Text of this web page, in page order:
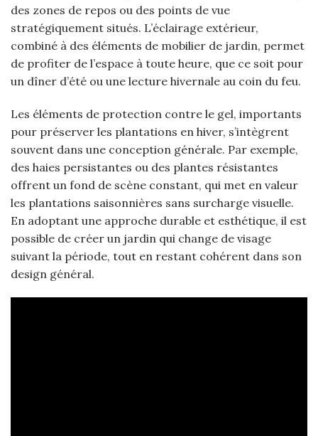
des zones de repos ou des points de vue
stratégiquement situés. L’éclairage extérieur,
combiné à des éléments de mobilier de jardin, permet
de profiter de l’espace à toute heure, que ce soit pour
un dîner d’été ou une lecture hivernale au coin du feu.
Les éléments de protection contre le gel, importants
pour préserver les plantations en hiver, s’intègrent
souvent dans une conception générale. Par exemple,
des haies persistantes ou des plantes résistantes
offrent un fond de scène constant, qui met en valeur
les plantations saisonnières sans surcharge visuelle.
En adoptant une approche durable et esthétique, il est
possible de créer un jardin qui change de visage
suivant la période, tout en restant cohérent dans son
design général.